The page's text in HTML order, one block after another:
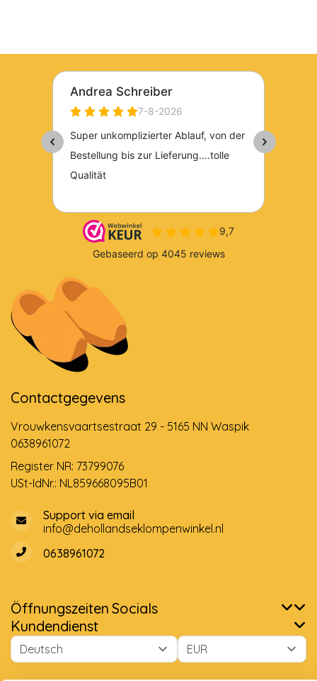
Wir benutzen Cookies nur für interne Zwecke um den
Webshop zu verbessern. Ist das in Ordnung?
Ja Nein
Contactgegevens
Vrouwkensvaartsestraat 29 - 5165 NN Waspik
0638961072
Register NR: 73799076
USt-IdNr.: NL859668095B01
Support via email
info@dehollandseklompenwinkel.nl
0638961072
Öffnungszeiten Socials
Kundendienst